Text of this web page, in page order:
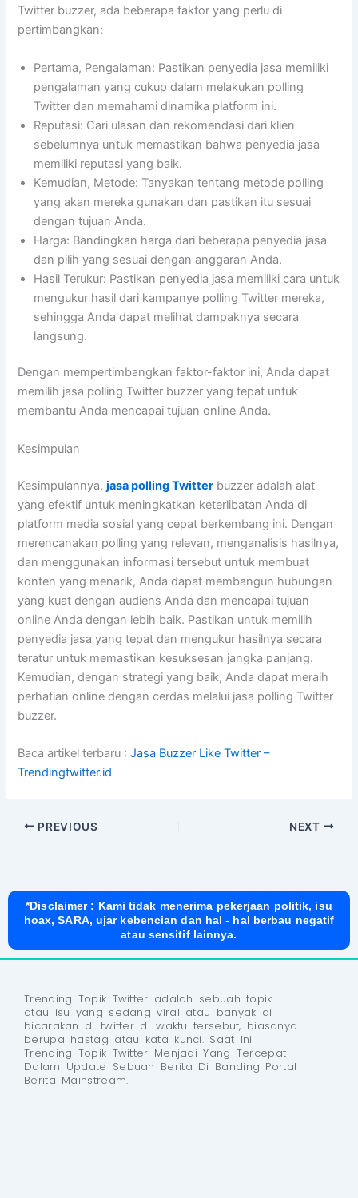
Twitter buzzer, ada beberapa faktor yang perlu di
pertimbangkan:
Pertama, Pengalaman: Pastikan penyedia jasa memiliki
pengalaman yang cukup dalam melakukan polling
Twitter dan memahami dinamika platform ini.
Reputasi: Cari ulasan dan rekomendasi dari klien
sebelumnya untuk memastikan bahwa penyedia jasa
memiliki reputasi yang baik.
Kemudian, Metode: Tanyakan tentang metode polling
yang akan mereka gunakan dan pastikan itu sesuai
dengan tujuan Anda.
Harga: Bandingkan harga dari beberapa penyedia jasa
dan pilih yang sesuai dengan anggaran Anda.
Hasil Terukur: Pastikan penyedia jasa memiliki cara untuk
mengukur hasil dari kampanye polling Twitter mereka,
sehingga Anda dapat melihat dampaknya secara
langsung.
Dengan mempertimbangkan faktor-faktor ini, Anda dapat
memilih jasa polling Twitter buzzer yang tepat untuk
membantu Anda mencapai tujuan online Anda.
Kesimpulan
Kesimpulannya,jasa polling Twitter buzzer adalah alat
yang efektif untuk meningkatkan keterlibatan Anda di
platform media sosial yang cepat berkembang ini. Dengan
merencanakan polling yang relevan, menganalisis hasilnya,
dan menggunakan informasi tersebut untuk membuat
konten yang menarik, Anda dapat membangun hubungan
yang kuat dengan audiens Anda dan mencapai tujuan
online Anda dengan lebih baik. Pastikan untuk memilih
penyedia jasa yang tepat dan mengukur hasilnya secara
teratur untuk memastikan kesuksesan jangka panjang.
Kemudian, dengan strategi yang baik, Anda dapat meraih
perhatian online dengan cerdas melalui jasa polling Twitter
buzzer.
Baca artikel terbaru :Jasa Buzzer Like Twitter –
Trendingtwitter.id
PREVIOUS NEXT
*Disclaimer : Kami tidak menerima pekerjaan politik, isu
hoax, SARA, ujar kebencian dan hal - hal berbau negatif
atau sensitif lainnya.
Trending Topik Twitter adalah sebuah topik
atau isu yang sedang viral atau banyak di
bicarakan di twitter di waktu tersebut, biasanya
berupa hastag atau kata kunci. Saat Ini
Trending Topik Twitter Menjadi Yang Tercepat
Dalam Update Sebuah Berita Di Banding Portal
Berita Mainstream.